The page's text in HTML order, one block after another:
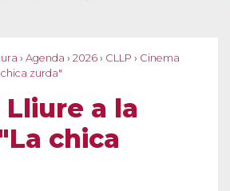
› Agenda › 2026 › CLLP › Cinema
zurda"
Lliure a la
chica